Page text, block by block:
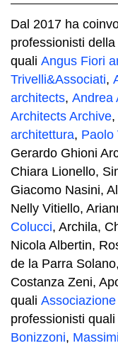
Dal 2017 ha
professionisti
quali Angus Fiori
Trivelli&Associati,
architects, Andrea
Architects Archive,
architettura, Paolo
Gerardo Ghioni
Chiara Lionello,
Giacomo Nasini,
Nelly Vitiello,
Colucci, Archila,
Nicola Albertin,
de la Parra
Costanza Zeni,
quali
professionisti quali
Bonizzoni,